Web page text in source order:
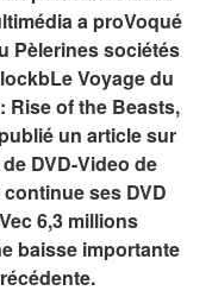
a proVoqué
Pèlerines sociétés
Voyage du
Rise of the Beasts,
un article sur
DVD-Video de
ses DVD
6,3 millions
baisse importante